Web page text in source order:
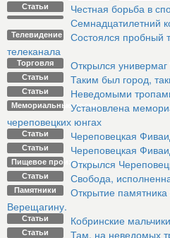
Статьи
Честная борьба в
Семнадцатилетний
Телевидение
Состоялся пробный
телеканала
Торговля Открылся
Статьи Таким был город,
Статьи Неведомыми
Мемориальные доскиУстановлена
череповецких юнгах
Статьи Череповецкая
Статьи Череповецкая
Пищевое производство
Открылся
Статьи Свобода,
Памятники
Открытие
Верещагину.
Статьи Кобринские мальчики
Статьи
Там, на неведомых